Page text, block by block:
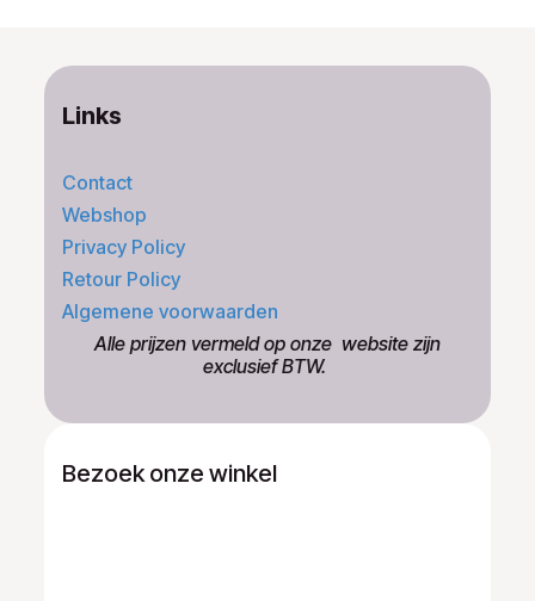
Links
Contact
Webshop
Privacy Policy
Retour Policy
Algemene voorwaarden
​Alle prijzen vermeld op onze ​website zijn
exclusief BTW.
Bezoek onze winkel